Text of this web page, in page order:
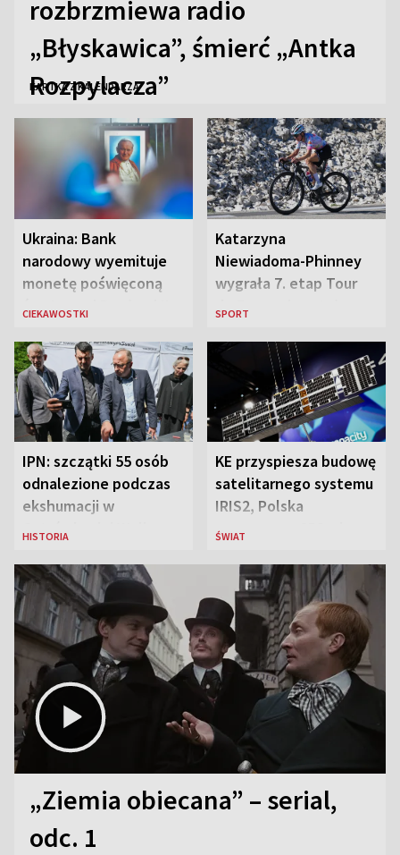
rozbrzmiewa radio
„Błyskawica”, śmierć „Antka
Rozpylacza”
KARTKA Z KALENDARZA
Ukraina: Bank
narodowy wyemituje
monetę poświęconą
św. Janowi Pawłowi II
CIEKAWOSTKI
Katarzyna
Niewiadoma-Phinney
wygrała 7. etap Tour
de France i została
SPORT
IPN: szczątki 55 osób
odnalezione podczas
ekshumacji w
Ostrówkach i Woli
HISTORIA
KE przyspiesza budowę
satelitarnego systemu
IRIS2, Polska
przeznaczy 656 mln
ŚWIAT
„Ziemia obiecana” – serial,
odc. 1